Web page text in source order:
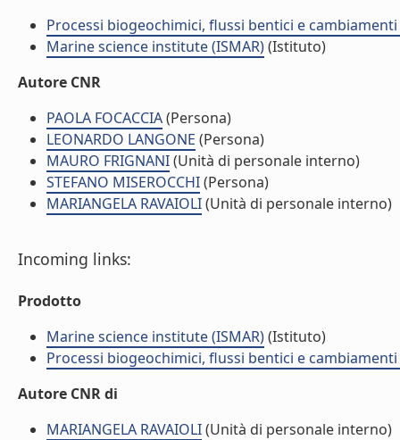
Processi biogeochimici, flussi bentici e cambiamenti
Marine science institute (ISMAR)(Istituto)
Autore CNR
PAOLA FOCACCIA(Persona)
LEONARDO LANGONE (Persona)
MAURO FRIGNANI(Unità di personale interno)
STEFANO MISEROCCHI(Persona)
MARIANGELA RAVAIOLI(Unità di personale interno)
Incoming links:
Prodotto
Marine science institute (ISMAR)(Istituto)
Processi biogeochimici, flussi bentici e cambiamenti
Autore CNR di
MARIANGELA RAVAIOLI(Unità di personale interno)